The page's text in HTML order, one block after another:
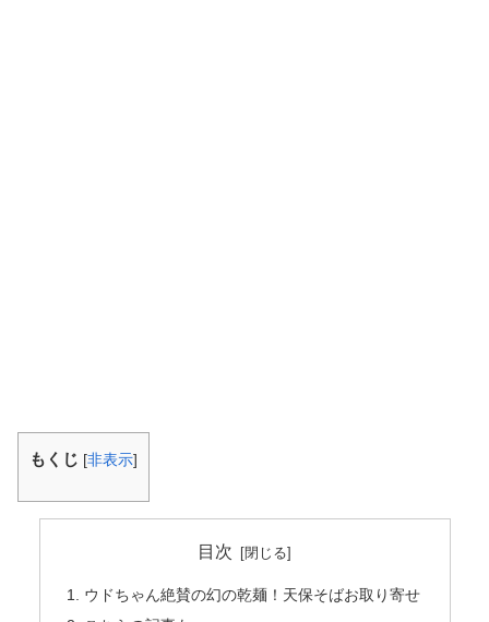
もくじ [非表示]
目次
ウドちゃん絶賛の幻の乾麺！天保そばお取り寄せ